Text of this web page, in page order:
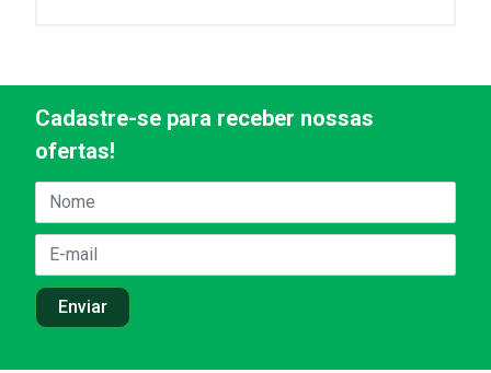
Cadastre-se para receber nossas
ofertas!